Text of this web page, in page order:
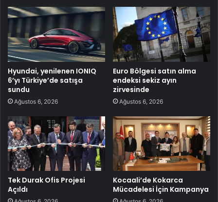
Hyundai, yenilenen IONIQ
6’yı Türkiye’de satışa
sundu
Ağustos 6, 2026
Euro Bölgesi satın alma
endeksi sekiz ayın
zirvesinde
Ağustos 6, 2026
Tek Durak Ofis Projesi
Açıldı
Kocaali’de Kokarca
Mücadelesi İçin Kampanya